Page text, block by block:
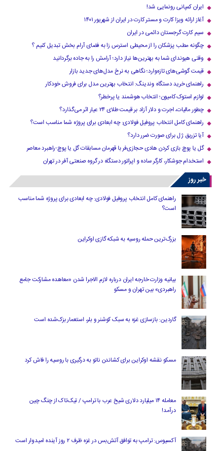
ایران کمپانی رونمایی شد!
آغاز ارائه ویزا کارت و مستر کارت در ایران از شهریور ۱۴۰۱
سیم کارت گرجستان دائمی در ایران
چگونه مطب پزشکان را از محیطی استرس زا به فضای آرام بخش تبدیل کنیم ؟
وقتی هیوندای شما به بهترین‌ها نیاز دارد؛ آرامش را به جاده برگردانید
قیمت گوشی‌های تازه‌وارد؛ نگاهی به نرخ مدل‌های جدید بازار
راهنمای خرید دستگاه وندینگ: انتخاب بهترین مدل برای فروش خودکار
لوازم استوک کامیون؛ انتخاب هوشمند یا پرخطر؟
چطور مالیات، اجرت و دلار آزاد بر قیمت طلای ۲۴ عیار اثر می‌گذارد؟
راهنمای کامل انتخاب پروفیل فولادی: چه ابعادی برای پروژه شما مناسب است؟
آیا تزریق ژل برای صورت ضرر دارد​؟
گل یا پوچ بازی کردن هادی حجازی‌فر با قهرمان مسابقات گل یا پوچ-راهبرد معاصر
استخدام جوشکار، کارگر ساده و اپراتور دستگاه در گروه صنعتی آفر در تهران
خبر روز
راهنمای کامل انتخاب پروفیل فولادی: چه ابعادی برای پروژه شما مناسب
است؟
بزرگ‌ترین حمله روسیه به شبکه گازی اوکراین
بیانیه وزارت خارجه ایران درباره لازم‌ الاجرا شدن «معاهده مشارکت جامع
راهبردی» بین تهران و مسکو
گاردین: بازسازی غزه به سبک کوشنر و بلر، استعمار بزک‌شده است
مسکو نقشه اوکراین برای کشاندن ناتو به درگیری با روسیه را فاش کرد
معامله ۱۴ میلیارد دلاری شیخ عرب با ترامپ / تیک‌تاک از چنگ چین
درآمد!
آکسیوس: ترامپ به توافق آتش‌بس در غزه ظرف ۲ روز آینده امیدوار است